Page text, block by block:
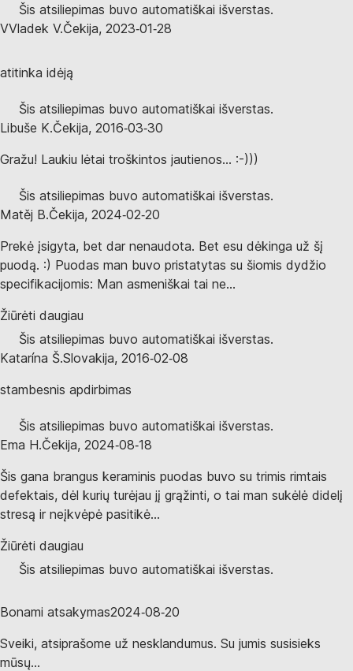
Šis atsiliepimas buvo automatiškai išverstas.
VVladek V.Čekija, 2023‑01‑28
atitinka idėją
Šis atsiliepimas buvo automatiškai išverstas.
Libuše K.Čekija, 2016‑03‑30
Gražu! Laukiu lėtai troškintos jautienos... :-)))
Šis atsiliepimas buvo automatiškai išverstas.
Matěj B.Čekija, 2024‑02‑20
Prekė įsigyta, bet dar nenaudota. Bet esu dėkinga už šį
puodą. :) Puodas man buvo pristatytas su šiomis dydžio
specifikacijomis: Man asmeniškai tai ne...
Žiūrėti daugiau
Šis atsiliepimas buvo automatiškai išverstas.
Katarína Š.Slovakija, 2016‑02‑08
stambesnis apdirbimas
Šis atsiliepimas buvo automatiškai išverstas.
Ema H.Čekija, 2024‑08‑18
Šis gana brangus keraminis puodas buvo su trimis rimtais
defektais, dėl kurių turėjau jį grąžinti, o tai man sukėlė didelį
stresą ir neįkvėpė pasitikė...
Žiūrėti daugiau
Šis atsiliepimas buvo automatiškai išverstas.
Bonami atsakymas2024‑08‑20
Sveiki, atsiprašome už nesklandumus. Su jumis susisieks
mūsų...